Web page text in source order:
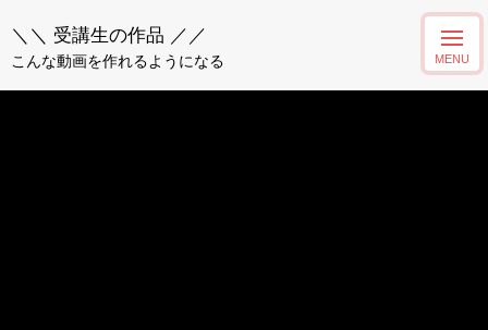
＼＼ 受講生の作品 ／／
こんな動画を作れるようになる